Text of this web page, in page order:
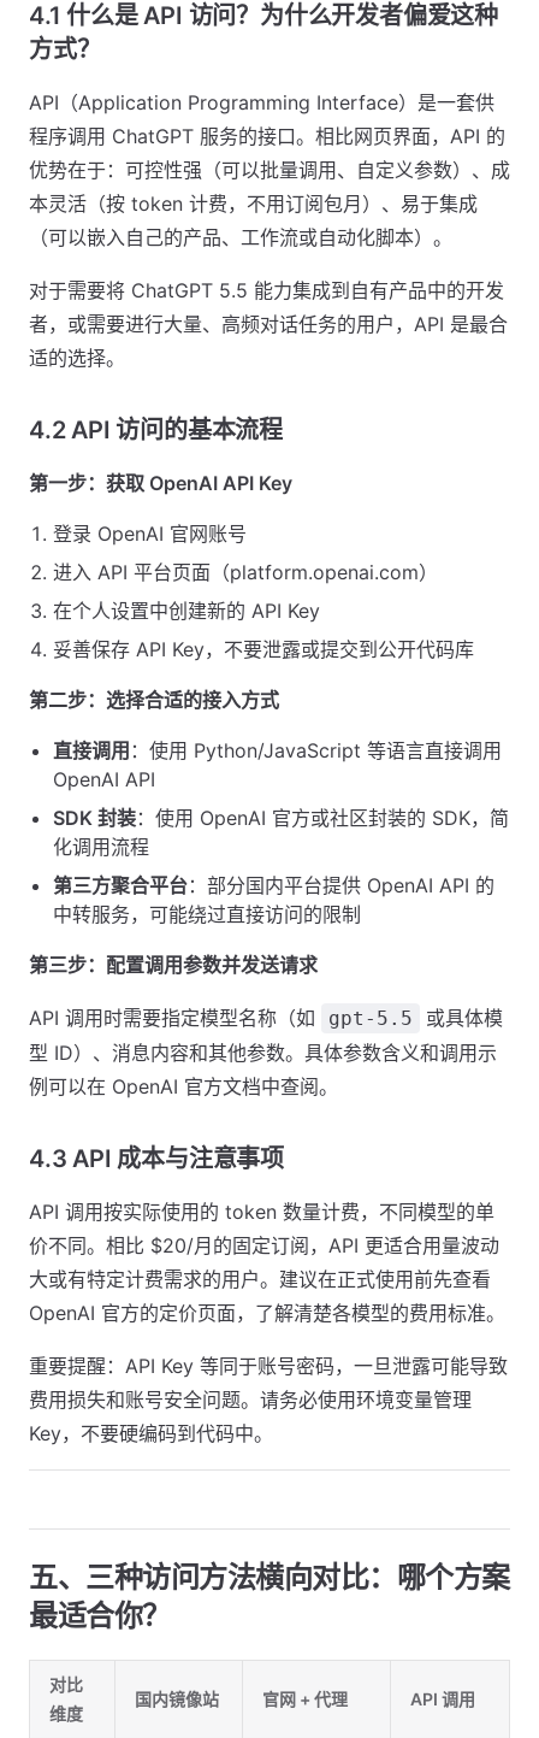
4.1 什么是 API 访问？为什么开发者偏爱这种
方式？
API（Application Programming Interface）是一套供
程序调用 ChatGPT 服务的接口。相比网页界面，API 的
优势在于：可控性强（可以批量调用、自定义参数）、成
本灵活（按 token 计费，不用订阅包月）、易于集成
（可以嵌入自己的产品、工作流或自动化脚本）。
对于需要将 ChatGPT 5.5 能力集成到自有产品中的开发
者，或需要进行大量、高频对话任务的用户，API 是最合
适的选择。
4.2 API 访问的基本流程
第一步：获取 OpenAI API Key
登录 OpenAI 官网账号
进入 API 平台页面（platform.openai.com）
在个人设置中创建新的 API Key
妥善保存 API Key，不要泄露或提交到公开代码库
第二步：选择合适的接入方式
直接调用 ：使用 Python/JavaScript 等语言直接调用
OpenAI API
SDK 封装：使用 OpenAI 官方或社区封装的 SDK，简
化调用流程
第三方聚合平台：部分国内平台提供 OpenAI API 的
中转服务，可能绕过直接访问的限制
第三步：配置调用参数并发送请求
API 调用时需要指定模型名称（如 gpt-5.5
或具体模
型 ID）、消息内容和其他参数。具体参数含义和调用示
例可以在 OpenAI 官方文档中查阅。
4.3 API 成本与注意事项
API 调用按实际使用的 token 数量计费，不同模型的单
价不同。相比 $20/月的固定订阅，API 更适合用量波动
大或有特定计费需求的用户。建议在正式使用前先查看
OpenAI 官方的定价页面，了解清楚各模型的费用标准。
重要提醒：API Key 等同于账号密码，一旦泄露可能导致
费用损失和账号安全问题。请务必使用环境变量管理
Key，不要硬编码到代码中。
五、三种访问方法横向对比：哪个方案
最适合你？
对比
维度
国内镜像站 官网 + 代理 API 调用